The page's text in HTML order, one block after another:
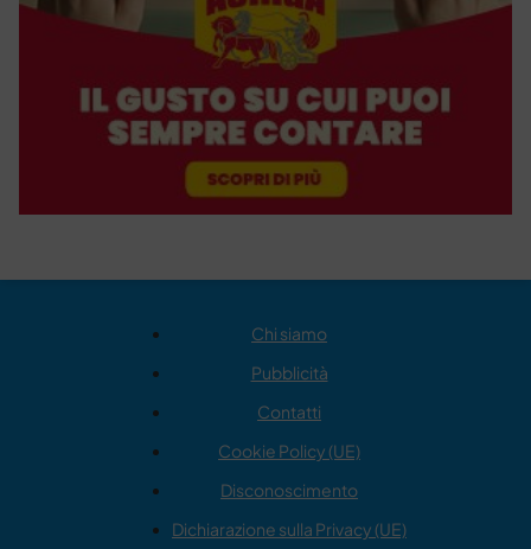
Chi siamo
Pubblicità
Contatti
Cookie Policy (UE)
Disconoscimento
Dichiarazione sulla Privacy (UE)